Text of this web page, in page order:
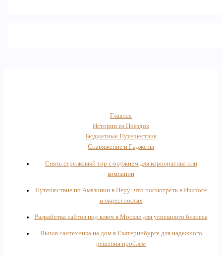
Главная
Истории из Поездок
Бюджетные Путешествия
Снаряжение и Гаджеты
Снять стрелковый тир с оружием для корпоратива или
компании
Путешествие по Амазонии в Перу: что посмотреть в Икитосе
и окрестностях
Разработка сайтов под ключ в Москве для успешного бизнеса
Вызов сантехника на дом в Екатеринбурге для надежного
решения проблем